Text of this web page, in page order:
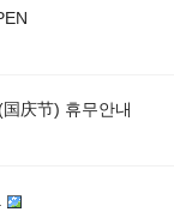
庆节) 휴무안내